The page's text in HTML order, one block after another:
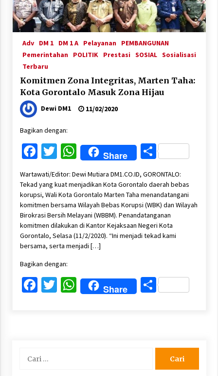
Adv DM 1 DM 1 A Pelayanan
PEMBANGUNAN
Pemerintahan
POLITIK Prestasi SOSIAL Sosialisasi
Terbaru
Komitmen Zona Integritas, Marten Taha:
Kota Gorontalo Masuk Zona Hijau
Dewi DM1 11/02/2020
Bagikan dengan:
Facebook
Twitter
WhatsApp
Share Share
Wartawati/Editor: Dewi Mutiara DM1.CO.ID, GORONTALO:
Tekad yang kuat menjadikan Kota Gorontalo daerah bebas
korupsi, Wali Kota Gorontalo Marten Taha menandatangani
komitmen bersama Wilayah Bebas Korupsi (WBK) dan Wilayah
Birokrasi Bersih Melayani (WBBM). Penandatanganan
komitmen dilakukan di Kantor Kejaksaan Negeri Kota
Gorontalo, Selasa (11/2/2020). “Ini menjadi tekad kami
bersama, serta menjadi […]
Bagikan dengan:
Facebook
Twitter
WhatsApp
Share Share
untuk: